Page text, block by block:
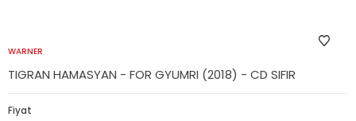
WARNER
TIGRAN HAMASYAN - FOR GYUMRI (2018) - CD SIFIR
Fiyat